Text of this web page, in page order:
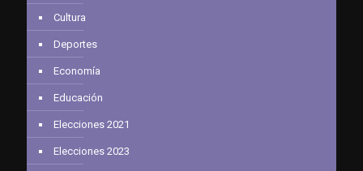
Cultura
Deportes
Economía
Educación
Elecciones 2021
Elecciones 2023